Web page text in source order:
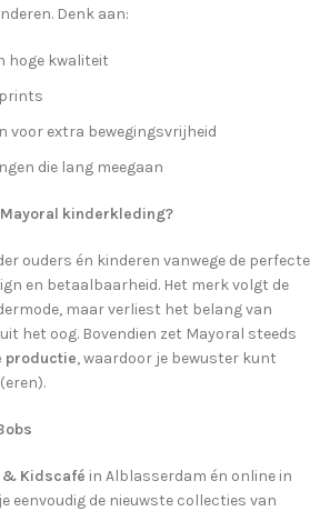
Denk aan:
hoge kwaliteit
voor extra bewegingsvrijheid
die lang meegaan
kinderkleding?
ouders én kinderen vanwege de perfecte
en betaalbaarheid. Het merk volgt de
maar verliest het belang van
het oog. Bovendien zet Mayoral steeds
productie, waardoor je bewuster kunt
& Kidscafé in Alblasserdam én online in
eenvoudig de nieuwste collecties van